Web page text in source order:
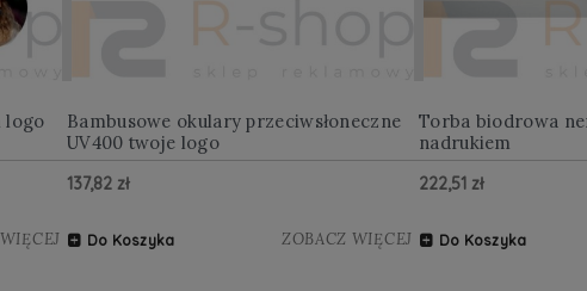
logo
Bambusowe okulary przeciwsłoneczne
UV400 twoje logo
137,82 zł
Do Koszyka ZOBACZ WIĘCEJ
Torba biodrowa
nadrukiem
222,51 zł
Do Koszyka